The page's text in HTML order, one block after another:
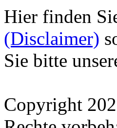
Hier finden
(Disclaimer)
Sie bitte
Copyright